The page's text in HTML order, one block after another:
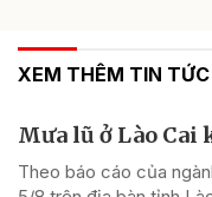
XEM THÊM TIN TỨC
Mưa lũ ở Lào
Theo báo cáo của